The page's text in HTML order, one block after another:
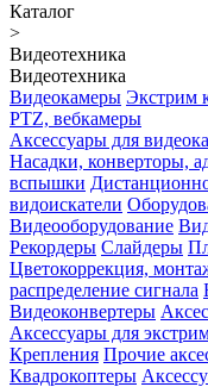
Каталог
>
Видеотехника
Видеотехника
Видеокамеры Экстрим
PTZ, вебкамеры
Аксессуары для
Насадки, конверторы,
вспышки
видоискатели
Видеооборудование
Рекордеры Слайдеры
Цветокоррекция,
распределение сигнала
Видеоконвертеры
Аксессуары для
Крепления Прочие
Квадрокоптеры